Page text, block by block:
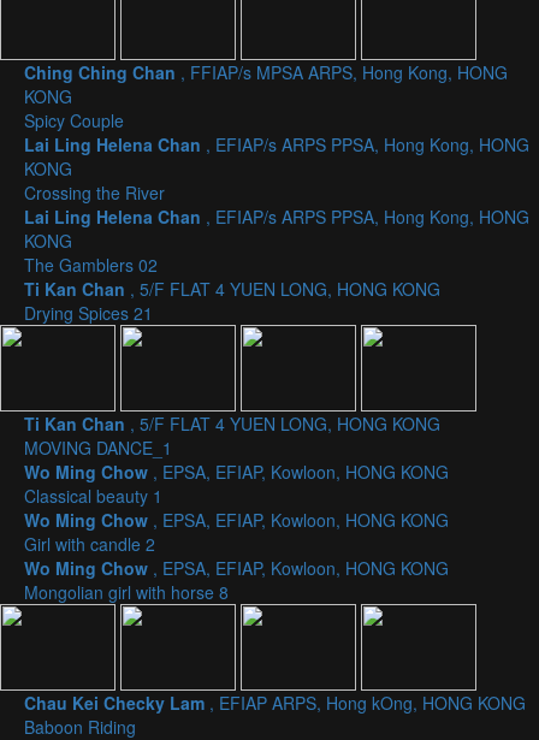
Ching Ching Chan , FFIAP/s MPSA ARPS, Hong Kong, HONG
KONG
Spicy Couple
Lai Ling Helena Chan , EFIAP/s ARPS PPSA, Hong Kong, HONG
KONG
Crossing the River
Lai Ling Helena Chan , EFIAP/s ARPS PPSA, Hong Kong, HONG
KONG
The Gamblers 02
Ti Kan Chan , 5/F FLAT 4 YUEN LONG, HONG KONG
Drying Spices 21
Ti Kan Chan , 5/F FLAT 4 YUEN LONG, HONG KONG
MOVING DANCE_1
Wo Ming Chow , EPSA, EFIAP, Kowloon, HONG KONG
Classical beauty 1
Wo Ming Chow , EPSA, EFIAP, Kowloon, HONG KONG
Girl with candle 2
Wo Ming Chow , EPSA, EFIAP, Kowloon, HONG KONG
Mongolian girl with horse 8
Chau Kei Checky Lam , EFIAP ARPS, Hong kOng, HONG KONG
Baboon Riding